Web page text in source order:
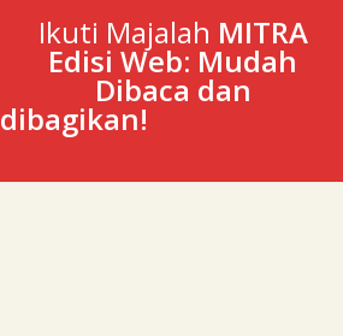
Ikuti Majalah MITRA
Edisi Web: Mudah
Dibaca dan
dibagikan!